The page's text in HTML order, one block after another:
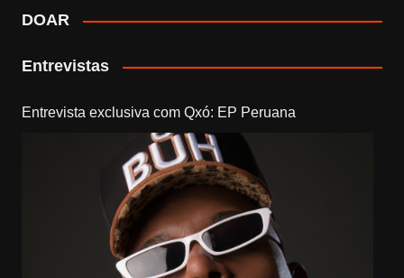
DOAR
Entrevistas
Entrevista exclusiva com Qxó: EP Peruana